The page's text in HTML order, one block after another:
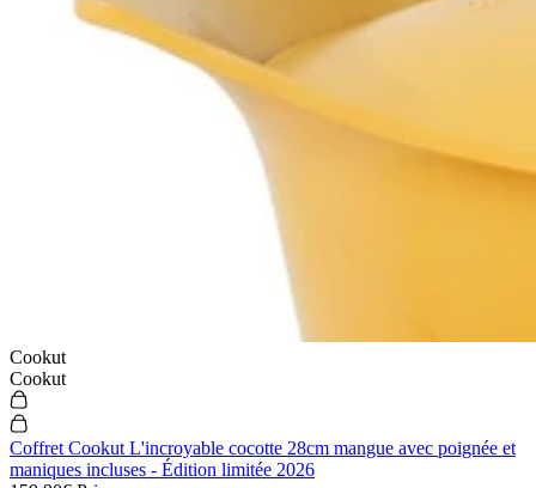
Cookut
Cookut
Coffret Cookut L'incroyable cocotte 28cm mangue avec poignée et
maniques incluses - Édition limitée 2026